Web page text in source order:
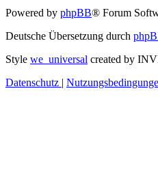
Powered by phpBB® Forum
Deutsche Übersetzung durch
Style we_universal created by
Datenschutz |